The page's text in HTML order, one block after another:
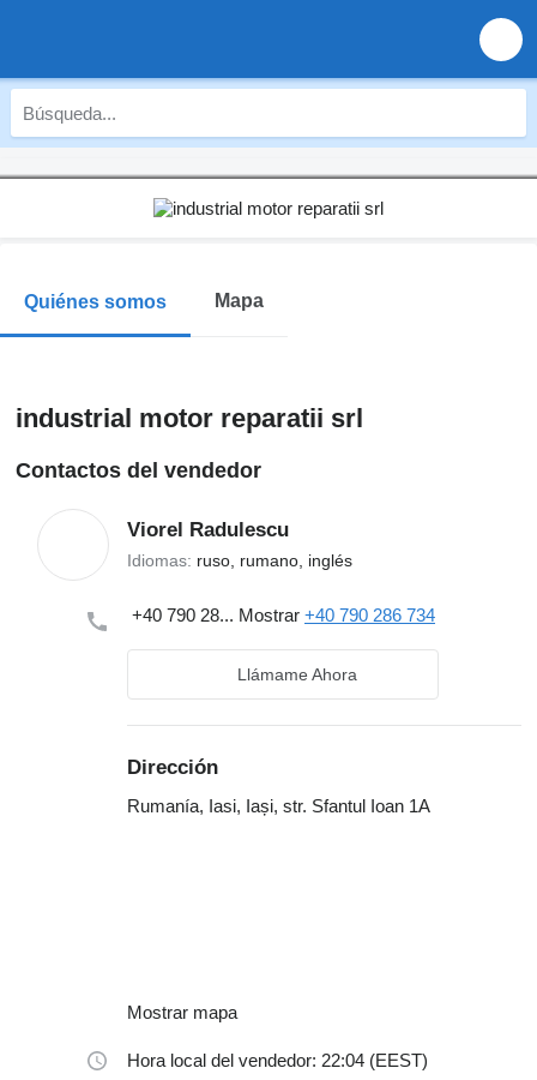
Quiénes somos Mapa
industrial motor reparatii srl
Contactos del vendedor
Viorel Radulescu
Idiomas: ruso, rumano, inglés
+40 790 28... Mostrar +40 790 286 734
Llámame Ahora
Dirección
Rumanía, Iasi, Iași, str. Sfantul Ioan 1A
Mostrar mapa
Hora local del vendedor: 22:04 (EEST)